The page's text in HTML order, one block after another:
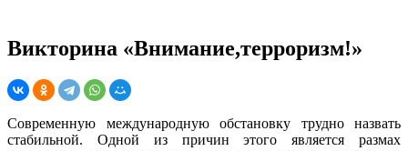
Викторина «Внимание,терроризм!»
Современную международную обстановку трудно назвать
стабильной. Одной из причин этого является размах